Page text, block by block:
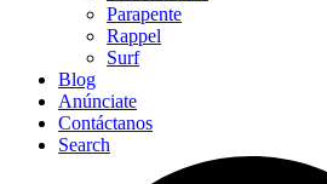
Parapente
Rappel
Surf
Blog
Anúnciate
Contáctanos
Search